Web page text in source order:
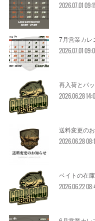
2026.07.01
7月営業カレ
2026.07.01
再入荷とパ
2026.06.28
送料変更の
2026.06.28
ベイトの在
2026.06.22